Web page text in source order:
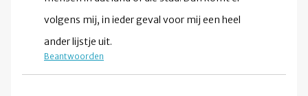
volgens mij, in ieder geval voor mij een heel
ander lijstje uit.
Beantwoorden